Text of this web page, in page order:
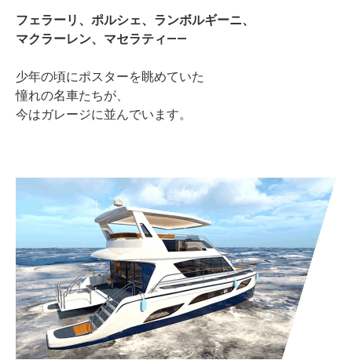
フェラーリ、ポルシェ、ランボルギーニ、
マクラーレン、マセラティ——
少年の頃にポスターを眺めていた
憧れの名車たちが、
今はガレージに並んでいます。